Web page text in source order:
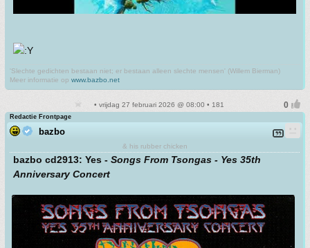
'Slechte gedichten bestaan niet; er bestaan alleen slechte mensen' (Willem Bierman)
Meer informatie op www.bazbo.net
• vrijdag 27 februari 2026 @ 08:00 • 181
Redactie Frontpage
bazbo
& his rubber chicken
bazbo cd2913: Yes - Songs From Tsongas - Yes 35th
Anniversary Concert